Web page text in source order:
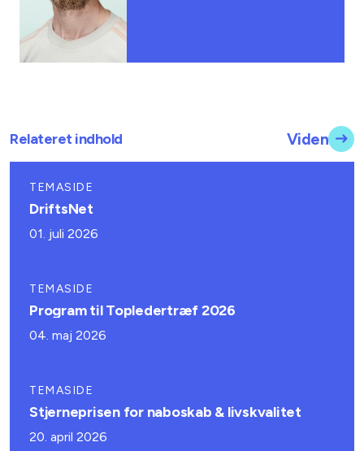
Relateret indhold Viden
TEMASIDE
DriftsNet
01. juli 2026
TEMASIDE
Program til Topledertræf 2026
04. maj 2026
TEMASIDE
Stjerneprisen for naboskab & livskvalitet
20. april 2026